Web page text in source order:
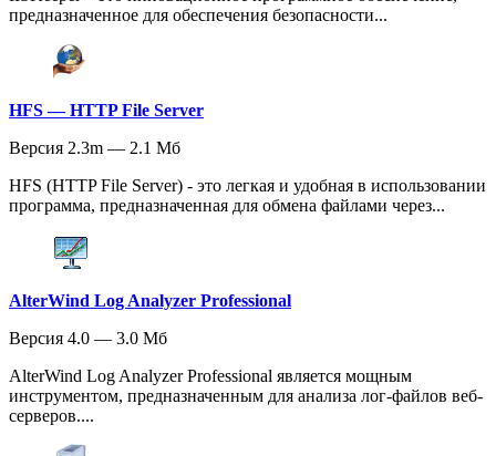
предназначенное для обеспечения безопасности...
HFS — HTTP File Server
Версия 2.3m — 2.1 Мб
HFS (HTTP File Server) - это легкая и удобная в использовании
программа, предназначенная для обмена файлами через...
AlterWind Log Analyzer Professional
Версия 4.0 — 3.0 Мб
AlterWind Log Analyzer Professional является мощным
инструментом, предназначенным для анализа лог-файлов веб-
серверов....